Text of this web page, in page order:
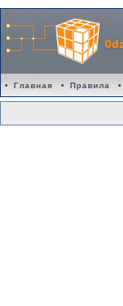
• Главная • Правила •